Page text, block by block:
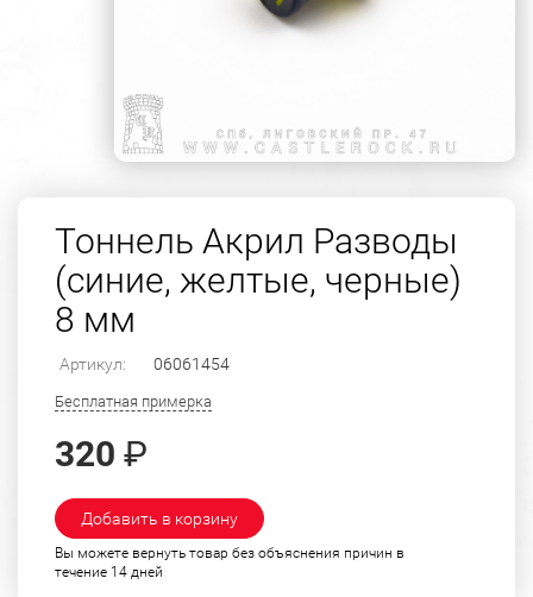
Тоннель Акрил Разводы
(синие, желтые, черные)
8 мм
Артикул: 06061454
Бесплатная примерка
320 ₽
Добавить в корзину
Вы можете вернуть товар без объяснения причин в
течение 14 дней